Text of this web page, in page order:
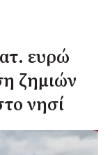
ευρώ
ζημιών
νησί